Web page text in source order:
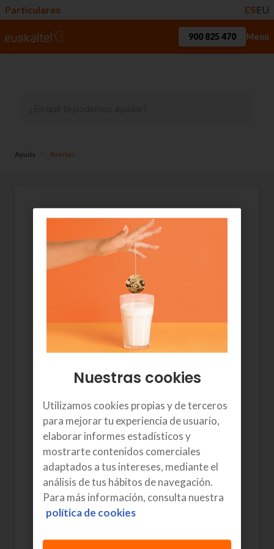
Particulares ES EU
900 825 470 Menú
Ayuda > Averías
No me funcionan
(estropeado - averiado)
los servicios contratados
correctamente, ¿qué
puedo hacer?
A través de la WEB puedes abrir la
correspondiente avería, o si lo deseas
tienes a tu disposición el teléfono de
técnicas, las 24 horas de los 365 días del
Atención al cliente por
WhatsApp
Si eres cliente y tienes dudas, envíanos un
WhatsApp. Puedes adjuntar imágenes,
documentos y notas de voz para facilitar
tu consulta.
Nuestras cookies
Utilizamos cookies propias y de terceros
para mejorar tu experiencia de usuario,
elaborar informes estadísticos y
mostrarte contenidos comerciales
adaptados a tus intereses, mediante el
análisis de tus hábitos de navegación.
Para más información, consulta nuestra
política de cookies